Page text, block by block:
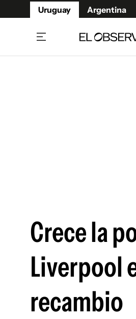
Uruguay Argentina
Crece la
Liverpool
recambio